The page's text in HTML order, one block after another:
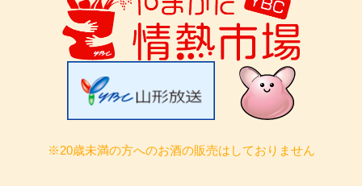
※20歳未満の方へのお酒の販売はしておりません